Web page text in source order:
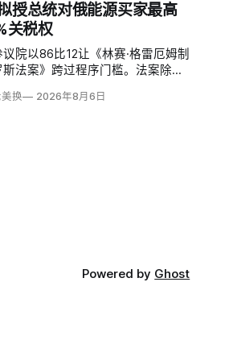
授总统对俄能源买家最高
关税权
院以86比12让《林赛·格雷厄姆制
法案》跨过程序门槛。法案除加
拟对俄罗斯进口征收500%关
美换 2026年8月6日
Powered by Ghost